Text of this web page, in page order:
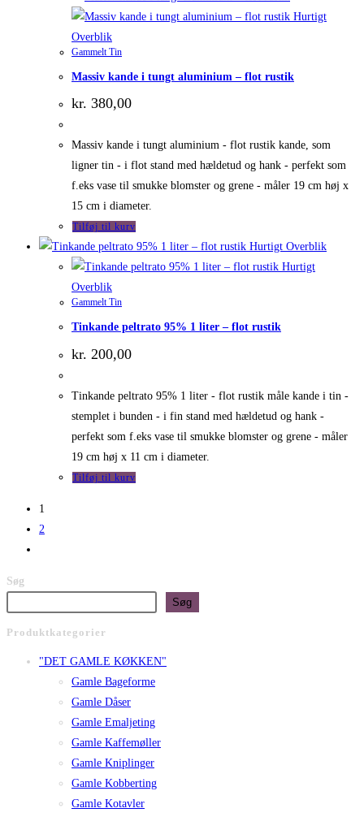
Hurtigt
Overblik
Gammelt Tin
Massiv kande i tungt aluminium – flot rustik
kr. 380,00
Massiv kande i tungt aluminium - flot rustik kande, som
ligner tin - i flot stand med hældetud og hank - perfekt som
f.eks vase til smukke blomster og grene - måler 19 cm høj x
15 cm i diameter.
Tilføj til kurv
Hurtigt Overblik
Hurtigt
Overblik
Gammelt Tin
Tinkande peltrato 95% 1 liter – flot rustik
kr. 200,00
Tinkande peltrato 95% 1 liter - flot rustik måle kande i tin -
stemplet i bunden - i fin stand med hældetud og hank -
perfekt som f.eks vase til smukke blomster og grene - måler
19 cm høj x 11 cm i diameter.
Tilføj til kurv
1
2
Søg
Søg
Produktkategorier
"DET GAMLE KØKKEN"
Gamle Bageforme
Gamle Dåser
Gamle Emaljeting
Gamle Kaffemøller
Gamle Kniplinger
Gamle Kobberting
Gamle Kotavler